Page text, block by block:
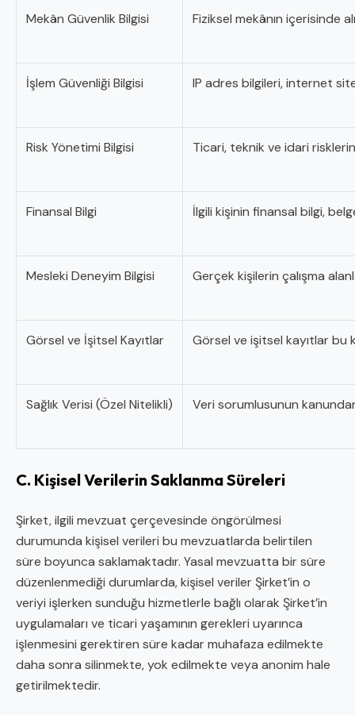
Mekân Güvenlik Bilgisi Fiziksel mekânın içerisinde
İşlem Güvenliği Bilgisi IP adres bilgileri, internet
Risk Yönetimi Bilgisi Ticari, teknik ve idari
Finansal Bilgi İlgili kişinin finansal bilgi,
Mesleki Deneyim Bilgisi Gerçek kişilerin çalışma
Görsel ve İşitsel Kayıtlar Görsel ve işitsel kayıtlar bu
Sağlık Verisi (Özel Nitelikli) Veri sorumlusunun
C. Kişisel Verilerin Saklanma Süreleri
Şirket, ilgili mevzuat çerçevesinde öngörülmesi
durumunda kişisel verileri bu mevzuatlarda belirtilen
süre boyunca saklamaktadır. Yasal mevzuatta bir süre
düzenlenmediği durumlarda, kişisel veriler Şirket’in o
veriyi işlerken sunduğu hizmetlerle bağlı olarak Şirket’in
uygulamaları ve ticari yaşamının gerekleri uyarınca
işlenmesini gerektiren süre kadar muhafaza edilmekte
daha sonra silinmekte, yok edilmekte veya anonim hale
getirilmektedir.